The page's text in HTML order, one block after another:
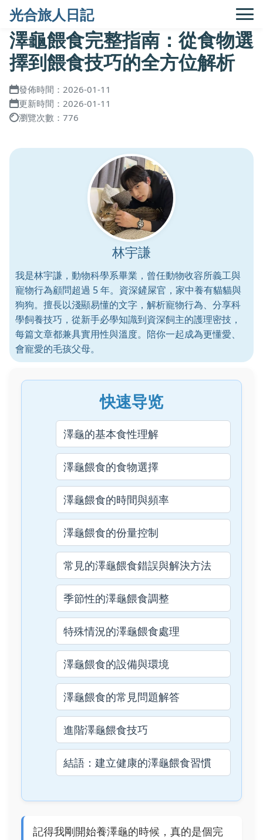
光合旅人日記
澤龜餵食完整指南：從食物選
擇到餵食技巧的全方位解析
發佈時間：2026-01-11
更新時間：2026-01-11
瀏覽次數：776
林宇謙
我是林宇謙，動物科學系畢業，曾任動物收容所義工與
寵物行為顧問超過 5 年。資深鏟屎官，家中養有貓貓與
狗狗。擅長以淺顯易懂的文字，解析寵物行為、分享科
學飼養技巧，從新手必學知識到資深飼主的護理密技，
每篇文章都兼具實用性與溫度。陪你一起成為更懂愛、
會寵愛的毛孩父母。
快速导览
澤龜的基本食性理解
澤龜餵食的食物選擇
澤龜餵食的時間與頻率
澤龜餵食的份量控制
常見的澤龜餵食錯誤與解決方法
季節性的澤龜餵食調整
特殊情況的澤龜餵食處理
澤龜餵食的設備與環境
澤龜餵食的常見問題解答
進階澤龜餵食技巧
結語：建立健康的澤龜餵食習慣
記得我剛開始養澤龜的時候，真的是個完